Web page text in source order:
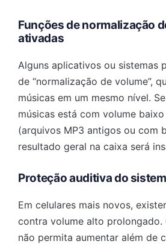
Funções de normalização
ativadas
Alguns aplicativos ou sistemas
de “normalização de volume”,
músicas em um mesmo nível.
músicas está com volume
(arquivos MP3 antigos ou com
resultado geral na caixa será
Proteção auditiva do
Em celulares mais novos,
contra volume alto prolongado.
não permita aumentar além de